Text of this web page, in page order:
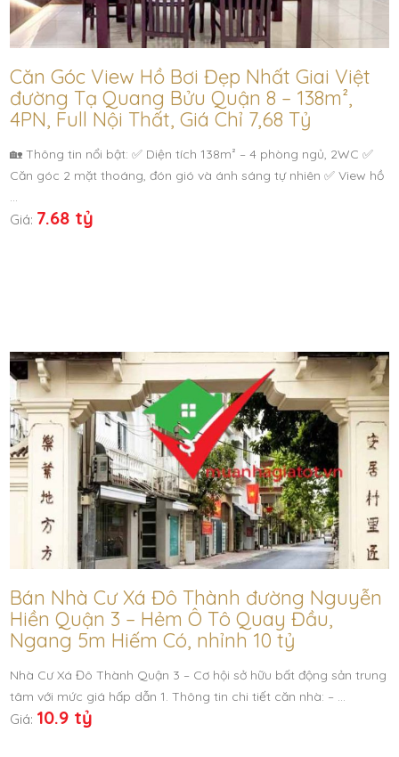
Căn Góc View Hồ Bơi Đẹp Nhất Giai Việt
đường Tạ Quang Bửu Quận 8 – 138m²,
4PN, Full Nội Thất, Giá Chỉ 7,68 Tỷ
🏡 Thông tin nổi bật: ✅ Diện tích 138m² – 4 phòng ngủ, 2WC ✅
Căn góc 2 mặt thoáng, đón gió và ánh sáng tự nhiên ✅ View hồ
…
Giá: 7.68 tỷ
Bán Nhà Cư Xá Đô Thành đường Nguyễn
Hiền Quận 3 – Hẻm Ô Tô Quay Đầu,
Ngang 5m Hiếm Có, nhỉnh 10 tỷ
Nhà Cư Xá Đô Thành Quận 3 – Cơ hội sở hữu bất động sản trung
tâm với mức giá hấp dẫn 1. Thông tin chi tiết căn nhà: – …
Giá: 10.9 tỷ